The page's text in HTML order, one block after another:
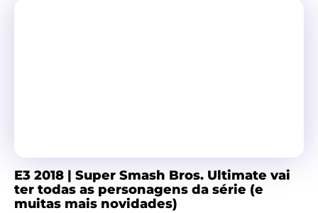
E3 2018 | Super Smash Bros. Ultimate vai
ter todas as personagens da série (e
muitas mais novidades)